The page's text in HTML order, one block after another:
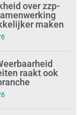
over zzp-
maken
raakt ook